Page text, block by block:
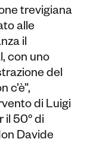
trevigiana
alle
il
con uno
del
c’è”,
di Luigi
il 50° di
Davide